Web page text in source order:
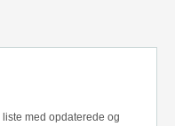
med opdaterede og